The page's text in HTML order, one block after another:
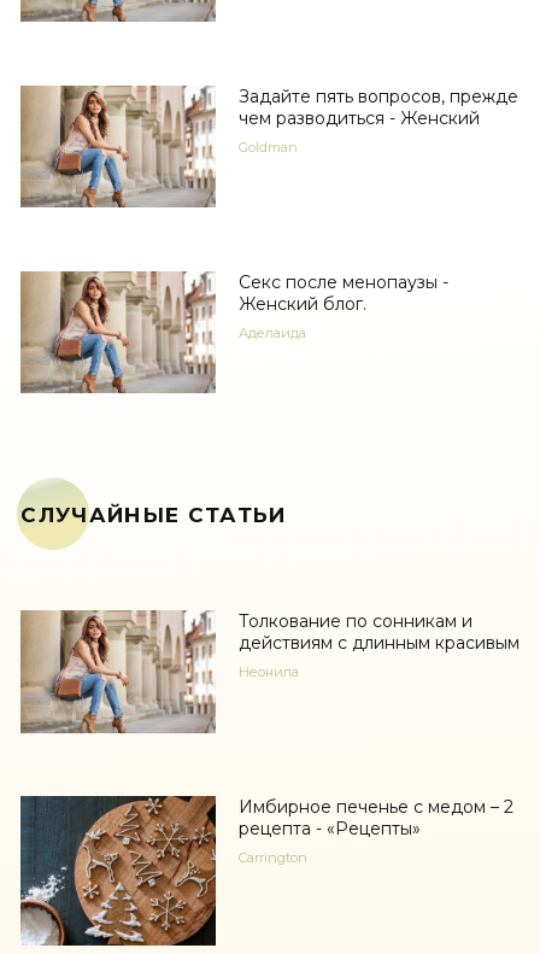
Задайте пять вопросов, прежде
чем разводиться - Женский
Goldman
Секс после менопаузы -
Женский блог.
Аделаида
СЛУЧАЙНЫЕ СТАТЬИ
Толкование по сонникам и
действиям с длинным красивым
Неонила
Имбирное печенье с медом – 2
рецепта - «Рецепты»
Carrington